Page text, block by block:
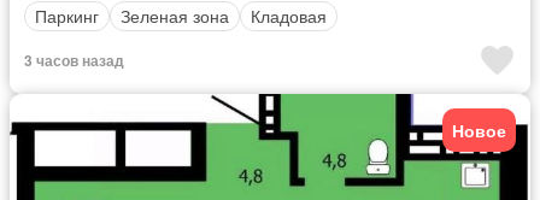
Паркинг
Зеленая зона Кладовая
3 часов назад
Новое